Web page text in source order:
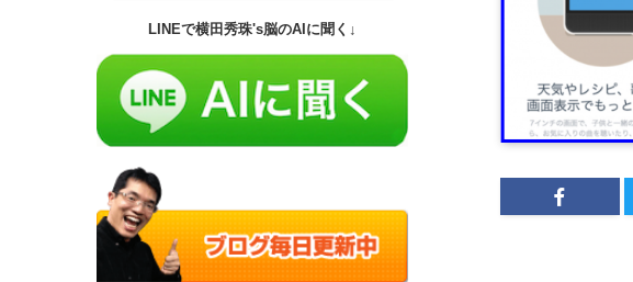
LINEで横田秀珠's脳のAIに聞く↓